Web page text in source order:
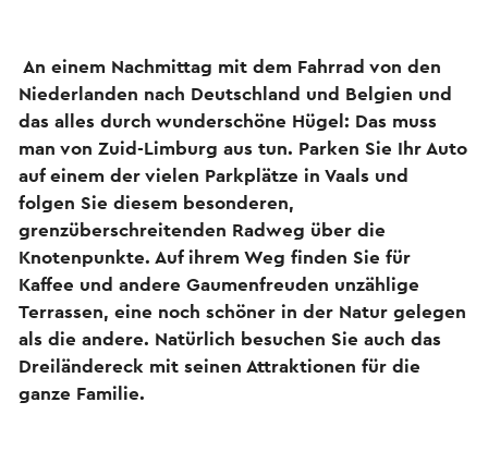
An einem Nachmittag mit dem Fahrrad von den
Niederlanden nach Deutschland und Belgien und
das alles durch wunderschöne Hügel: Das muss
man von Zuid-Limburg aus tun. Parken Sie Ihr Auto
auf einem der vielen Parkplätze in Vaals und
folgen Sie diesem besonderen,
grenzüberschreitenden Radweg über die
Knotenpunkte. Auf ihrem Weg finden Sie für
Kaffee und andere Gaumenfreuden unzählige
Terrassen, eine noch schöner in der Natur gelegen
als die andere. Natürlich besuchen Sie auch das
Dreiländereck mit seinen Attraktionen für die
ganze Familie.